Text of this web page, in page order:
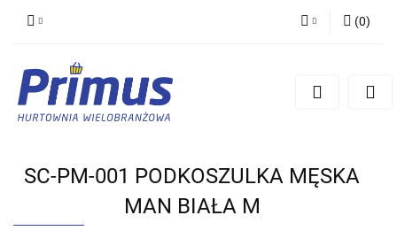
Zarejestruj się
(0)
SC-PM-001 PODKOSZULKA MĘSKA
MAN BIAŁA M